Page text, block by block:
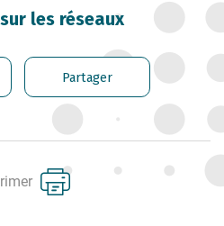
DES
GÉRER LES AGENTS
SANTÉ ET PRÉVENTION DES
PROFESSIONNELS
les réseaux
Partager